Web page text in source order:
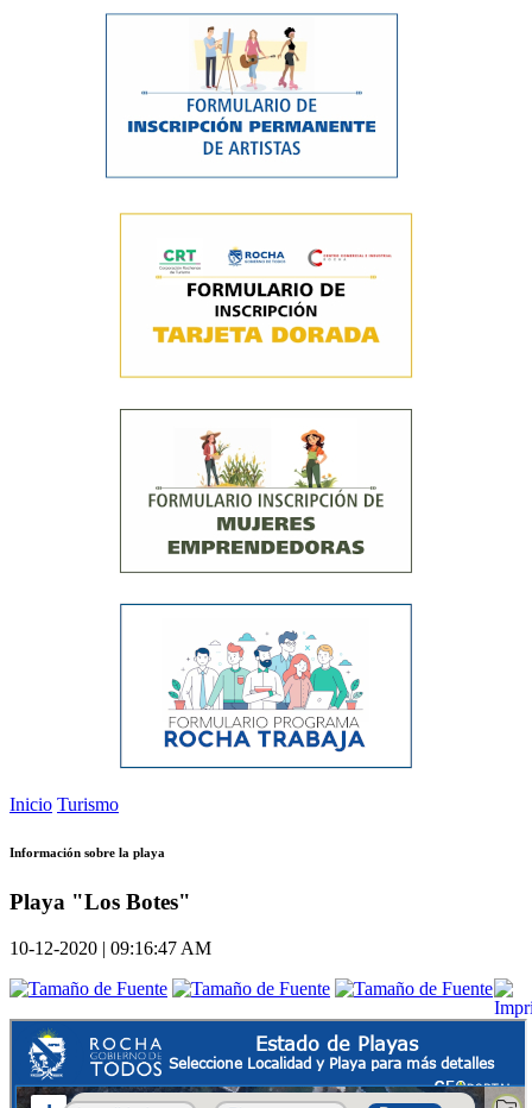
Inicio Turismo
Información sobre la playa
Playa "Los Botes"
10-12-2020 | 09:16:47 AM